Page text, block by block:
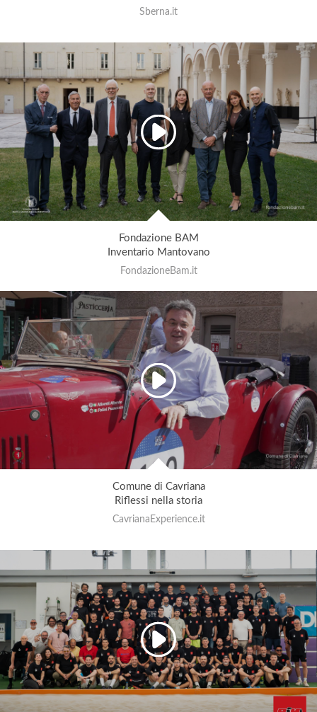
Sberna.it
Fondazione BAM
Inventario Mantovano
FondazioneBam.it
Comune di Cavriana
Riflessi nella storia
CavrianaExperience.it